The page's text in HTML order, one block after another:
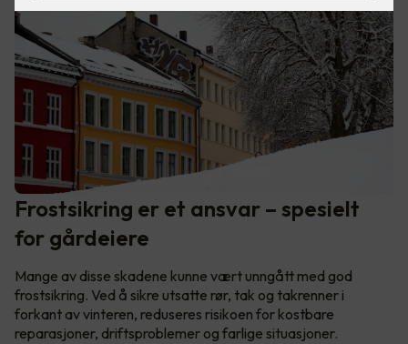
Frostsikring er et ansvar – spesielt
for gårdeiere
Mange av disse skadene kunne vært unngått med god
frostsikring. Ved å sikre utsatte rør, tak og takrenner i
forkant av vinteren, reduseres risikoen for kostbare
reparasjoner, driftsproblemer og farlige situasjoner.